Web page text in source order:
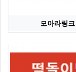
모아라링크